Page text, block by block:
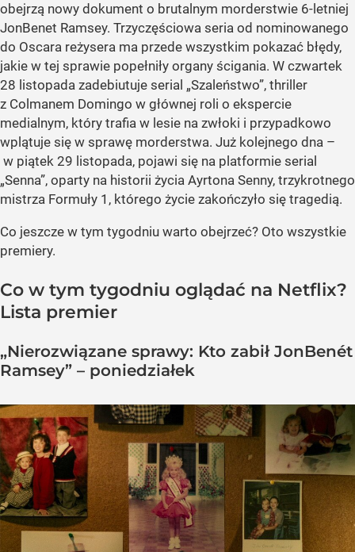
obejrzą nowy dokument o brutalnym morderstwie 6-letniej
JonBenet Ramsey. Trzyczęściowa seria od nominowanego
do Oscara reżysera ma przede wszystkim pokazać błędy,
jakie w tej sprawie popełniły organy ścigania. W czwartek
28 listopada zadebiutuje serial „Szaleństwo”, thriller
z Colmanem Domingo w głównej roli o ekspercie
medialnym, który trafia w lesie na zwłoki i przypadkowo
wplątuje się w sprawę morderstwa. Już kolejnego dna –
w piątek 29 listopada, pojawi się na platformie serial
„Senna”, oparty na historii życia Ayrtona Senny, trzykrotnego
mistrza Formuły 1, którego życie zakończyło się tragedią.
Co jeszcze w tym tygodniu warto obejrzeć? Oto wszystkie
premiery.
Co w tym tygodniu oglądać na Netflix?
Lista premier
„Nierozwiązane sprawy: Kto zabił JonBenét
Ramsey” – poniedziałek